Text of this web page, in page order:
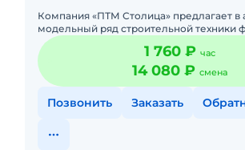
Компания «ПТМ Столица» предлагает в
модельный ряд строительной техники
(МАНИТУ). Мы работаем более 15 лет на
знаем этот рынок
1 760 ₽ час
14 080 ₽ смена
Позвонить Заказать